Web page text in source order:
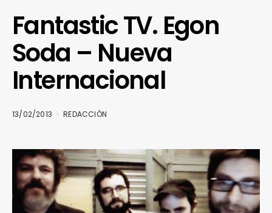
Fantastic TV. Egon
Soda – Nueva
Internacional
13/02/2013 REDACCIÓN